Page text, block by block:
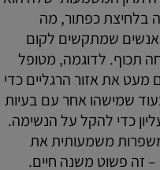
בלחיצת כפתור, מה
אנשים שמתקשים לקום
תכוף. לדוגמה, מטופל
מעט את אזור הרגליים כדי
שמישהו אחר עם בעיות
כדי להקל על הנשימה.
משפרות משמעותית את
– זה פשוט משנה חיים.